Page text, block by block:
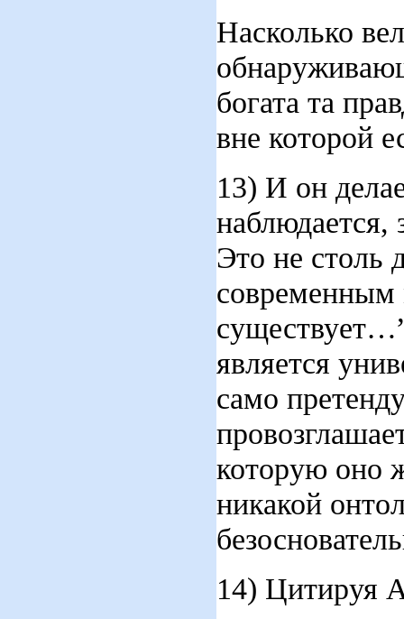
Насколько
богата та
вне которой
13) И он
наблюдается,
Это не столь
является
само
которую оно
никакой
14) Цитируя